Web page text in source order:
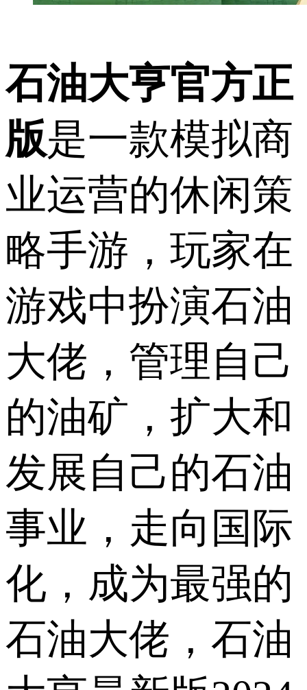
石油大亨官方正
版是一款模拟商
业运营的休闲策
略手游，玩家在
游戏中扮演石油
大佬，管理自己
的油矿，扩大和
发展自己的石油
事业，走向国际
化，成为最强的
石油大佬，石油